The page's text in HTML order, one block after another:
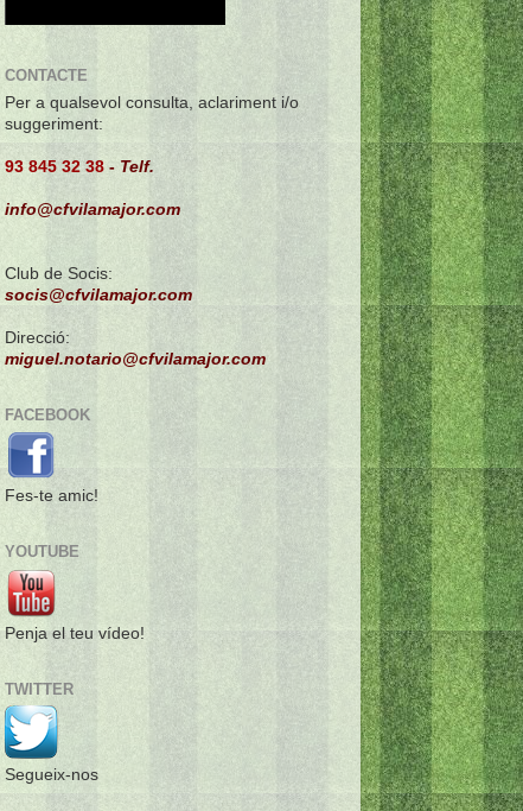
CONTACTE
Per a qualsevol consulta, aclariment i/o
suggeriment:
93 845 32 38 - Telf.
info@cfvilamajor.com
Club de Socis:
socis@cfvilamajor.com
Direcció:
miguel.notario@cfvilamajor.com
FACEBOOK
Fes-te amic!
YOUTUBE
Penja el teu vídeo!
TWITTER
Segueix-nos